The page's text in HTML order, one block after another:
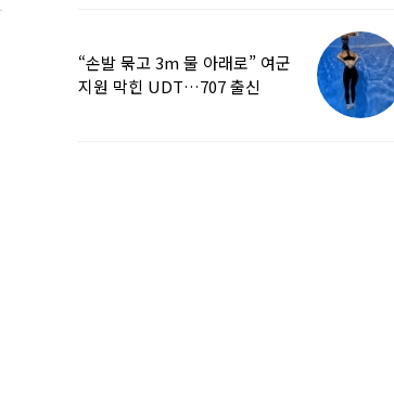
“손발 묶고 3m 물 아래로” 여군
지원 막힌 UDT…707 출신